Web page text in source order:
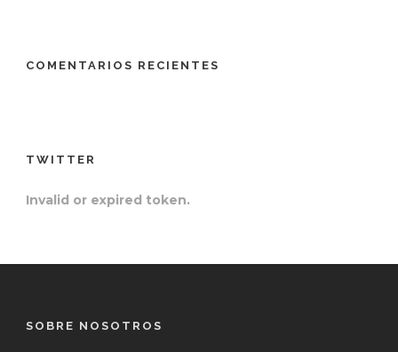
COMENTARIOS RECIENTES
TWITTER
Invalid or expired token.
SOBRE NOSOTROS